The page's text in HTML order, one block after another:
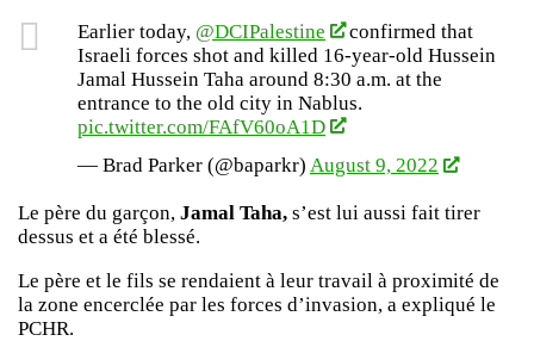
Earlier today, @DCIPalestine
confirmed that
Israeli forces shot and killed 16-year-old Hussein
Jamal Hussein Taha around 8:30 a.m. at the
entrance to the old city in Nablus.
pic.twitter.com/FAfV60oA1D
— Brad Parker (@baparkr) August 9, 2022
Le père du garçon, Jamal Taha, s’est lui aussi fait tirer
dessus et a été blessé.
Le père et le fils se rendaient à leur travail à proximité de
la zone encerclée par les forces d’invasion, a expliqué le
PCHR.